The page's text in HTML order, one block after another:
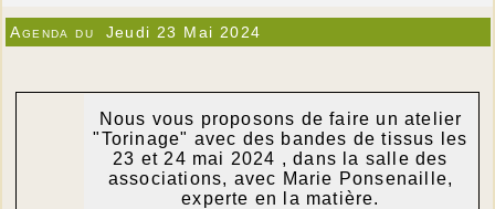
Agenda du Jeudi 23 Mai 2024
Nous vous proposons de faire un atelier
"Torinage" avec des bandes de tissus les
23 et 24 mai 2024 , dans la salle des
associations, avec Marie Ponsenaille,
experte en la matière.